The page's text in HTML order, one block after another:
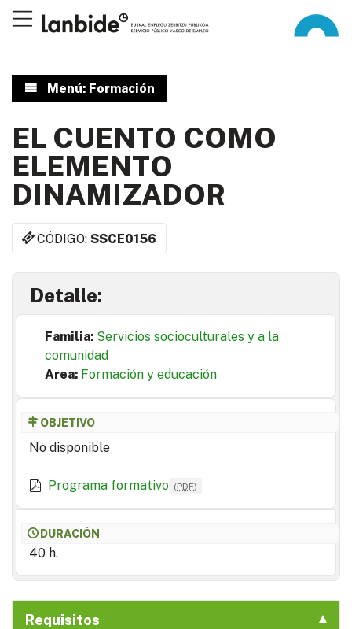
Menú: Formación
EL CUENTO COMO
ELEMENTO
DINAMIZADOR
CÓDIGO:SSCE0156
Detalle:
Familia: Servicios socioculturales y a la
comunidad
Area: Formación y educación
OBJETIVO
No disponible
Programa formativo (PDF)
DURACIÓN
40 h.
Requisitos